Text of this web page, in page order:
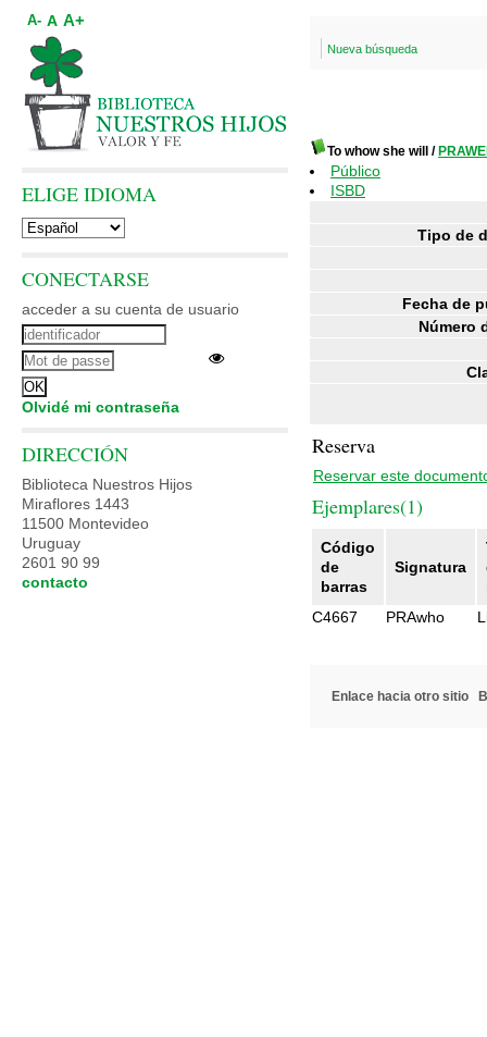
Nueva búsqueda
To whow she will /
Público
ISBD
Tipo de
Fecha de
Número
Reserva
Reservar este
Ejemplares(1)
Código
de
barras
Signatura
C4667
PRAwho
Enlace hacia otro sitio
A- A A+
ELIGE IDIOMA
CONECTARSE
acceder a su cuenta de usuario
Olvidé mi contraseña
DIRECCIÓN
Biblioteca Nuestros Hijos
Miraflores 1443
11500 Montevideo
Uruguay
2601 90 99
contacto